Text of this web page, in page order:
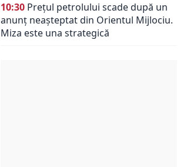
10:30 Prețul petrolului scade după un
anunț neașteptat din Orientul Mijlociu.
Miza este una strategică